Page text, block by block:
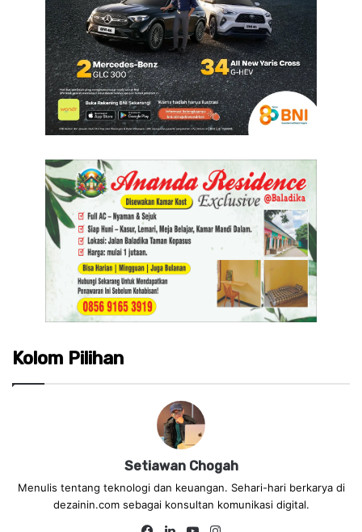
Kolom Pilihan
Setiawan Chogah
Menulis tentang teknologi dan keuangan. Sehari-hari berkarya di
dezainin.com sebagai konsultan komunikasi digital.